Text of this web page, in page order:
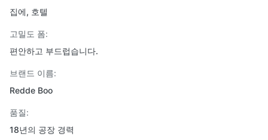
집에, 호텔
고밀도 폼:
편안하고 부드럽습니다.
브랜드 이름:
Redde Boo
품질:
18년의 공장 경력